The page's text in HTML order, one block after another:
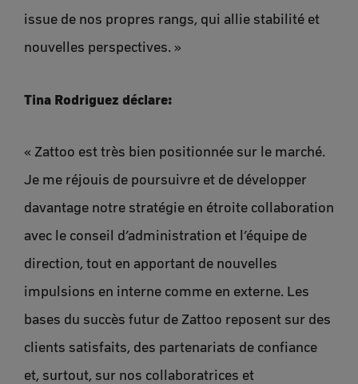
issue de nos propres rangs, qui allie stabilité et
nouvelles perspectives. »
Tina Rodriguez déclare:
« Zattoo est très bien positionnée sur le marché.
Je me réjouis de poursuivre et de développer
davantage notre stratégie en étroite collaboration
avec le conseil d’administration et l’équipe de
direction, tout en apportant de nouvelles
impulsions en interne comme en externe. Les
bases du succès futur de Zattoo reposent sur des
clients satisfaits, des partenariats de confiance
et, surtout, sur nos collaboratrices et